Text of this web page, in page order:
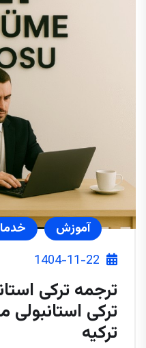
آموزش
1404-11-22
ترجمه ترکی
ترکی استانبولی
ترکیه